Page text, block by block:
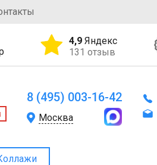
4,9 Яндекс
131 отзыв
8 (495) 003-16-42
Москва